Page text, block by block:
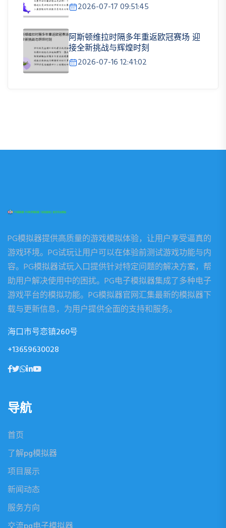
2026-07-17 09:51:45
阿斯顿维拉时隔多年重返欧冠赛场 迎
接全新挑战与辉煌时刻
2026-07-16 12:41:02
PG模拟器提供高质量的游戏模拟体验，让用户享受逼真的
游戏环境。PG试玩让用户可以在体验前测试游戏功能与内
容。PG模拟器试玩入口提供针对特定问题的解决方案，帮
助用户解决使用中的困扰。PG电子模拟器集成了多种电子
游戏平台的模拟功能。PG模拟器官网汇集最新的模拟器下
载与更新信息，为用户提供全面的支持和服务。
海口市号恋镇260号
+13659630028
导航
首页
了解pg模拟器
项目展示
新闻动态
服务方向